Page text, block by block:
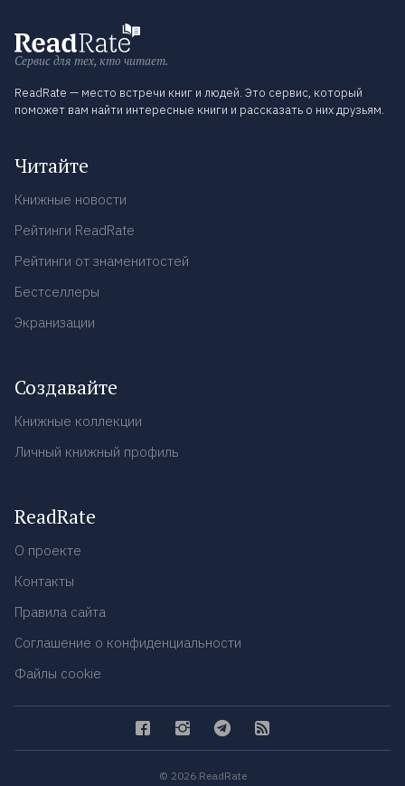
Сервис для тех, кто читает.
ReadRate — место встречи книг и людей. Это сервис, который
поможет вам найти интересные книги и рассказать о них друзьям.
Читайте
Книжные новости
Рейтинги ReadRate
Рейтинги от знаменитостей
Бестселлеры
Экранизации
Создавайте
Книжные коллекции
Личный книжный профиль
ReadRate
О проекте
Контакты
Правила сайта
Соглашение о конфиденциальности
Файлы cookie
© 2026 ReadRate